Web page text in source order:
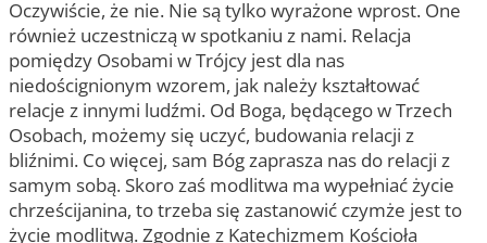
Oczywiście, że nie. Nie są tylko wyrażone wprost. One
również uczestniczą w spotkaniu z nami. Relacja
pomiędzy Osobami w Trójcy jest dla nas
niedoścignionym wzorem, jak należy kształtować
relacje z innymi ludźmi. Od Boga, będącego w Trzech
Osobach, możemy się uczyć, budowania relacji z
bliźnimi. Co więcej, sam Bóg zaprasza nas do relacji z
samym sobą. Skoro zaś modlitwa ma wypełniać życie
chrześcijanina, to trzeba się zastanowić czymże jest to
życie modlitwą. Zgodnie z Katechizmem Kościoła